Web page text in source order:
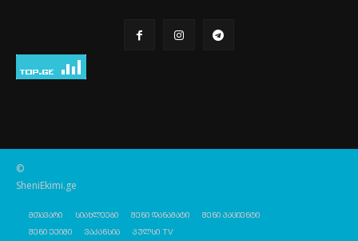
©
SheniEkimi.ge
მთავარი სიახლეები შენი დანამატი
შენი პაციენტი
შენი ექიმი
ვაკანსია პულსი TV